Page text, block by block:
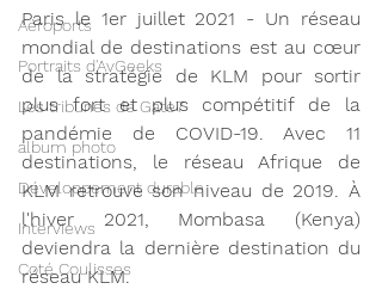
Aéroports
Portraits d'AvGeeks
Les tribunes de Gate7
album photo
Développement durable
Interviews
Coté Coulisses
Paris le 1er juillet 2021 - Un réseau
mondial de destinations est au cœur
de la stratégie de KLM pour sortir
plus fort et plus compétitif de la
pandémie de COVID-19. Avec 11
destinations, le réseau Afrique de
KLM retrouve son niveau de 2019. À
l'hiver 2021, Mombasa (Kenya)
deviendra la dernière destination du
réseau KLM.